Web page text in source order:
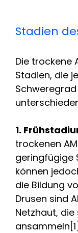
Stadien
Die trockene
Stadien, die
1.
trockenen
geringfügige
können
die Bildung
Drusen sind
Netzhaut,